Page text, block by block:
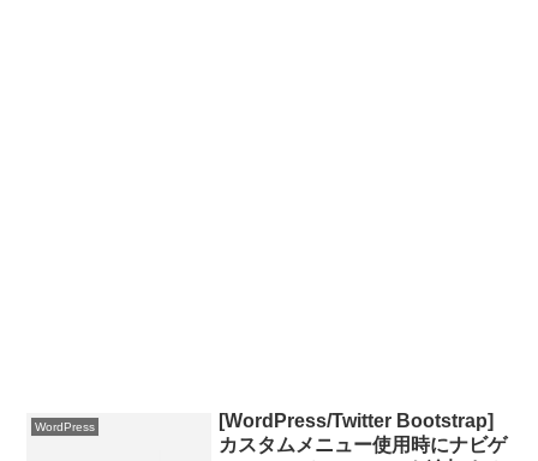
WordPress
[WordPress/Twitter Bootstrap]
カスタムメニュー使用時にナビゲ